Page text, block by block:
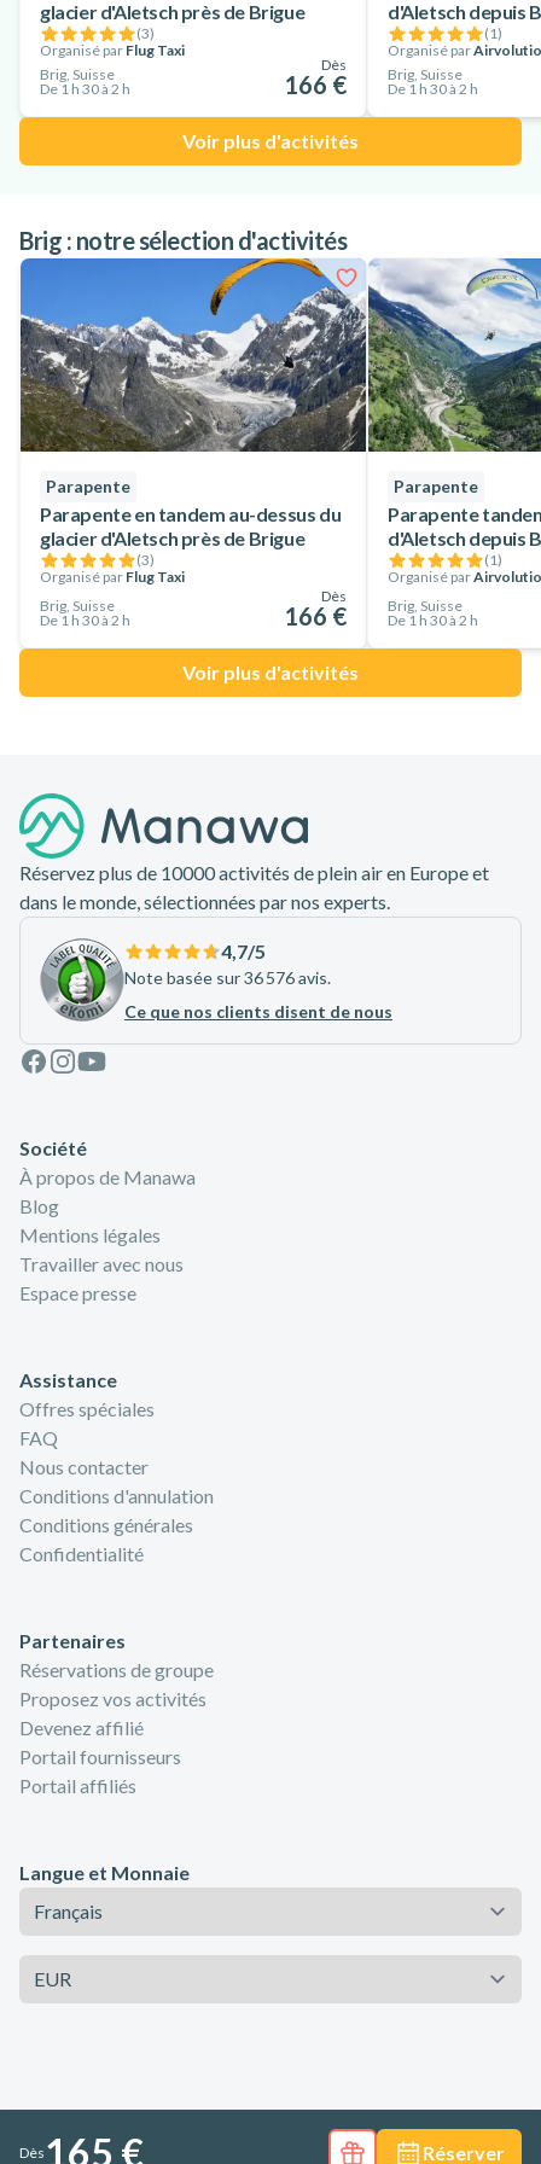
Dès 165 € Réserver
glacier d'Aletsch près de Brigue
(3)
Organisé par Flug Taxi
Brig, Suisse
De 1 h 30 à 2 h
Dès
166 €
d'Aletsch depuis
(1)
Organisé par
Brig, Suisse
De 1 h 30 à 2 h
Voir plus d'activités
Brig : notre sélection d'activités
Parapente
Parapente en tandem au-dessus du
glacier d'Aletsch près de Brigue
(3)
Organisé par Flug Taxi
Brig, Suisse
De 1 h 30 à 2 h
Dès
166 €
Parapente
Parapente
d'Aletsch depuis
(1)
Organisé par
Brig, Suisse
De 1 h 30 à 2 h
Voir plus d'activités
Réservez plus de 10000 activités de plein air en Europe et
dans le monde, sélectionnées par nos experts.
4,7/5
Note basée sur 36 576 avis.
Ce que nos clients disent de nous
Facebook
Instagram
Youtube
Société
À propos de Manawa
Blog
Mentions légales
Travailler avec nous
Espace presse
Assistance
Offres spéciales
FAQ
Nous contacter
Conditions d'annulation
Conditions générales
Confidentialité
Partenaires
Réservations de groupe
Proposez vos activités
Devenez affilié
Portail fournisseurs
Portail affiliés
Langue et Monnaie